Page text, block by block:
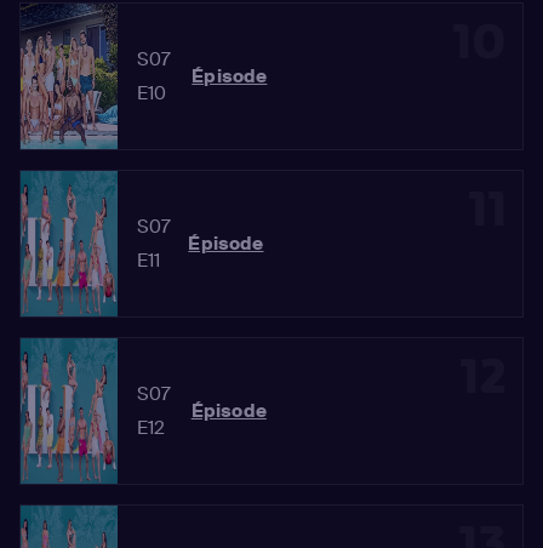
S07
E10
Épisode
S07
E11
Épisode
S07
E12
Épisode